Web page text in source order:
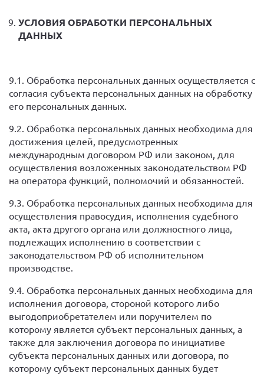
УСЛОВИЯ ОБРАБОТКИ ПЕРСОНАЛЬНЫХ
ДАННЫХ
9.1. Обработка персональных данных осуществляется с
согласия субъекта персональных данных на обработку
его персональных данных.
9.2. Обработка персональных данных необходима для
достижения целей, предусмотренных
международным договором РФ или законом, для
осуществления возложенных законодательством РФ
на оператора функций, полномочий и обязанностей.
9.3. Обработка персональных данных необходима для
осуществления правосудия, исполнения судебного
акта, акта другого органа или должностного лица,
подлежащих исполнению в соответствии с
законодательством РФ об исполнительном
производстве.
9.4. Обработка персональных данных необходима для
исполнения договора, стороной которого либо
выгодоприобретателем или поручителем по
которому является субъект персональных данных, а
также для заключения договора по инициативе
субъекта персональных данных или договора, по
которому субъект персональных данных будет